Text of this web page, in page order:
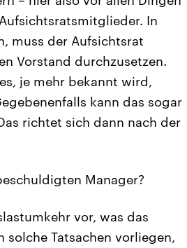
In
muss der Aufsichtsrat
Vorstand durchzusetzen.
je mehr bekannt wird,
kann das sogar
richtet sich dann nach der
Manager?
vor, was das
Tatsachen vorliegen,